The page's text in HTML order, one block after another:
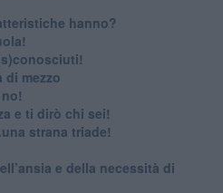
hanno?
di mezzo
e ti dirò chi sei!
strana triade!
e della necessità di